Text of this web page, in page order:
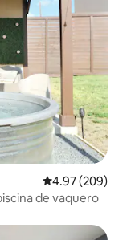
Calificación
4.97 (209)
de vaquero